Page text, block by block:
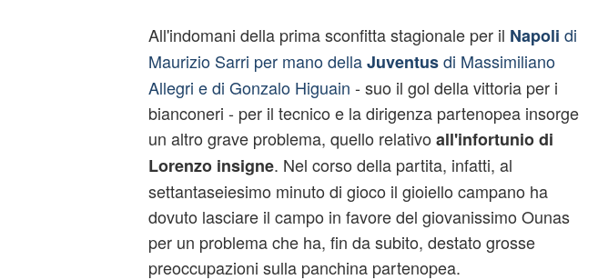
All'indomani della prima sconfitta stagionale per il Napoli di
Maurizio Sarri per mano dellaJuventusdi Massimiliano
Allegri e di Gonzalo Higuain - suo il gol della vittoria per i
bianconeri - per il tecnico e la dirigenza partenopea insorge
un altro grave problema, quello relativo all'infortunio di
Lorenzo insigne. Nel corso della partita, infatti, al
settantaseiesimo minuto di gioco il gioiello campano ha
dovuto lasciare il campo in favore del giovanissimo Ounas
per un problema che ha, fin da subito, destato grosse
preoccupazioni sulla panchina partenopea.